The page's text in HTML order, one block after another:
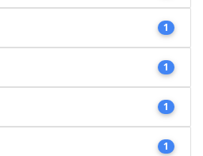
1
1
1
1